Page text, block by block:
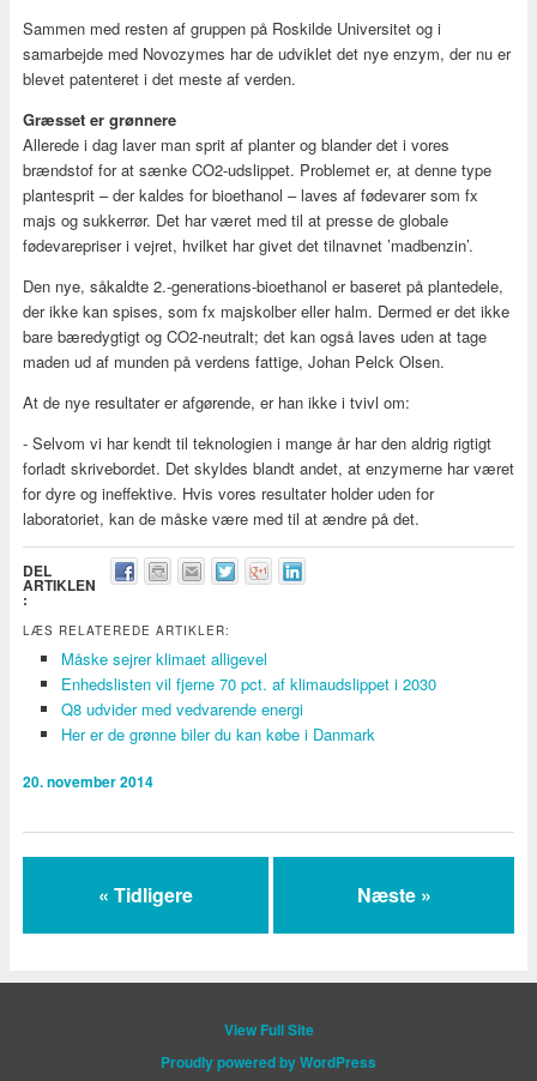
Sammen med resten af gruppen på Roskilde Universitet og i
samarbejde med Novozymes har de udviklet det nye enzym, der nu er
blevet patenteret i det meste af verden.
Græsset er grønnere
Allerede i dag laver man sprit af planter og blander det i vores
brændstof for at sænke CO2-udslippet. Problemet er, at denne type
plantesprit – der kaldes for bioethanol – laves af fødevarer som fx
majs og sukkerrør. Det har været med til at presse de globale
fødevarepriser i vejret, hvilket har givet det tilnavnet ’madbenzin’.
Den nye, såkaldte 2.-generations-bioethanol er baseret på plantedele,
der ikke kan spises, som fx majskolber eller halm. Dermed er det ikke
bare bæredygtigt og CO2-neutralt; det kan også laves uden at tage
maden ud af munden på verdens fattige, Johan Pelck Olsen.
At de nye resultater er afgørende, er han ikke i tvivl om:
- Selvom vi har kendt til teknologien i mange år har den aldrig rigtigt
forladt skrivebordet. Det skyldes blandt andet, at enzymerne har været
for dyre og ineffektive. Hvis vores resultater holder uden for
laboratoriet, kan de måske være med til at ændre på det.
DEL
ARTIKLEN
:
LÆS RELATEREDE ARTIKLER:
Måske sejrer klimaet alligevel
Enhedslisten vil fjerne 70 pct. af klimaudslippet i 2030
Q8 udvider med vedvarende energi
Her er de grønne biler du kan købe i Danmark
20. november 2014
« Tidligere Næste »
View Full Site
Proudly powered by WordPress